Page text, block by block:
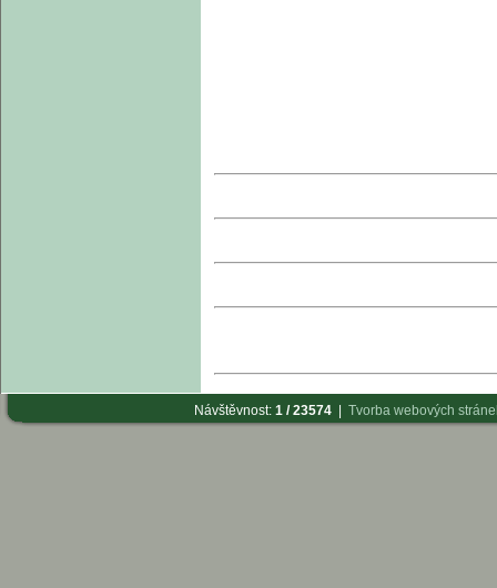
Návštěvnost: 1 / 23574 Tvorba webových